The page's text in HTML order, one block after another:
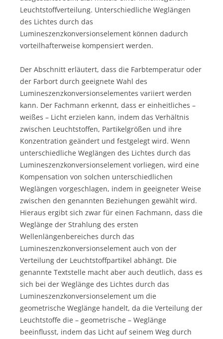
Leuchtstoffverteilung. Unterschiedliche Weglängen
des Lichtes durch das
Lumineszenzkonversionselement können dadurch
vorteilhafterweise kompensiert werden.
Der Abschnitt erläutert, dass die Farbtemperatur oder
der Farbort durch geeignete Wahl des
Lumineszenzkonversionselementes variiert werden
kann. Der Fachmann erkennt, dass er einheitliches –
weißes – Licht erzielen kann, indem das Verhältnis
zwischen Leuchtstoffen, Partikelgrößen und ihre
Konzentration geändert und festgelegt wird. Wenn
unterschiedliche Weglängen des Lichtes durch das
Lumineszenzkonversionselement vorliegen, wird eine
Kompensation von solchen unterschiedlichen
Weglängen vorgeschlagen, indem in geeigneter Weise
zwischen den genannten Beziehungen gewählt wird.
Hieraus ergibt sich zwar für einen Fachmann, dass die
Weglänge der Strahlung des ersten
Wellenlängenbereiches durch das
Lumineszenzkonversionselement auch von der
Verteilung der Leuchtstoffpartikel abhängt. Die
genannte Textstelle macht aber auch deutlich, dass es
sich bei der Weglänge des Lichtes durch das
Lumineszenzkonversionselement um die
geometrische Weglänge handelt, da die Verteilung der
Leuchtstoffe die – geometrische – Weglänge
beeinflusst, indem das Licht auf seinem Weg durch